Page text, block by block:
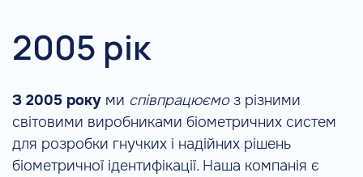
2005 рік
З 2005 року ми співпрацюємоз різними
світовими виробниками біометричних систем
для розробки гнучких і надійних рішень
біометричної ідентифікації. Наша компанія є